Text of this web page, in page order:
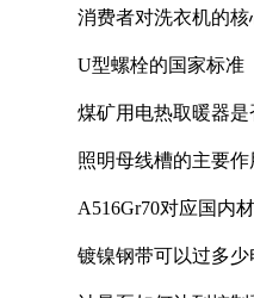
消费者对洗衣机的
U型螺栓的国家标准
煤矿用电热取暖器
照明母线槽的主要作
A516Gr70对应国内
镀镍钢带可以过多少